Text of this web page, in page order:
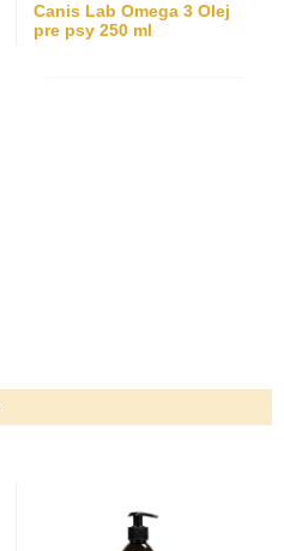
Canis Lab Omega 3 Olej
pre psy 250 ml